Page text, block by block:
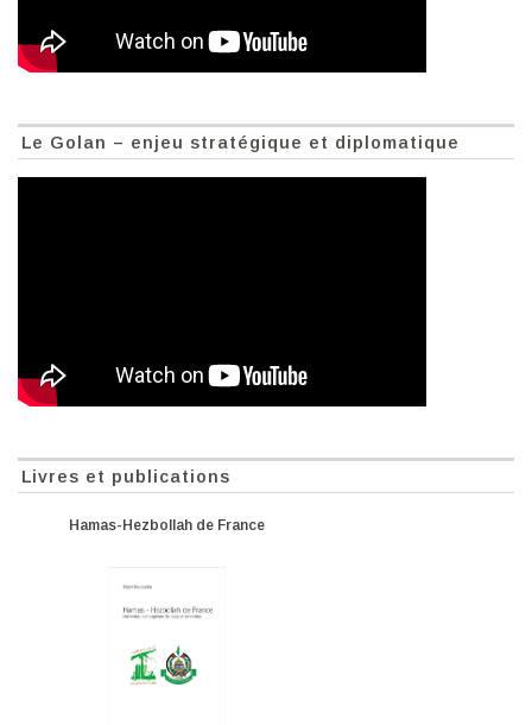
Le Golan – enjeu stratégique et diplomatique
Livres et publications
Hamas-Hezbollah de France